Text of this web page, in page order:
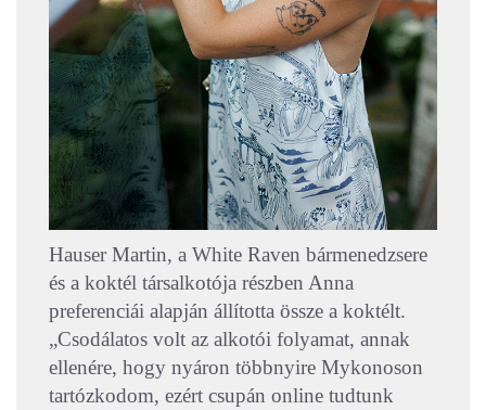
Hauser Martin, a White Raven bármenedzsere
és a koktél társalkotója részben Anna
preferenciái alapján állította össze a koktélt.
„Csodálatos volt az alkotói folyamat, annak
ellenére, hogy nyáron többnyire Mykonoson
tartózkodom, ezért csupán online tudtunk